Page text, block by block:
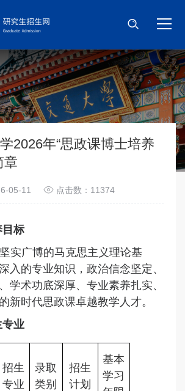
联系我们
2026年“思政课博士培养
章
05-11 点击数：11374
标
实广博的马克思主义理论基
入的专业知识，政治信念坚定、
学术功底深厚、专业素养扎实、
新时代思政课卓越教学人才。
专业
招生
专业
录取
类别
招生
计划
基本
学习